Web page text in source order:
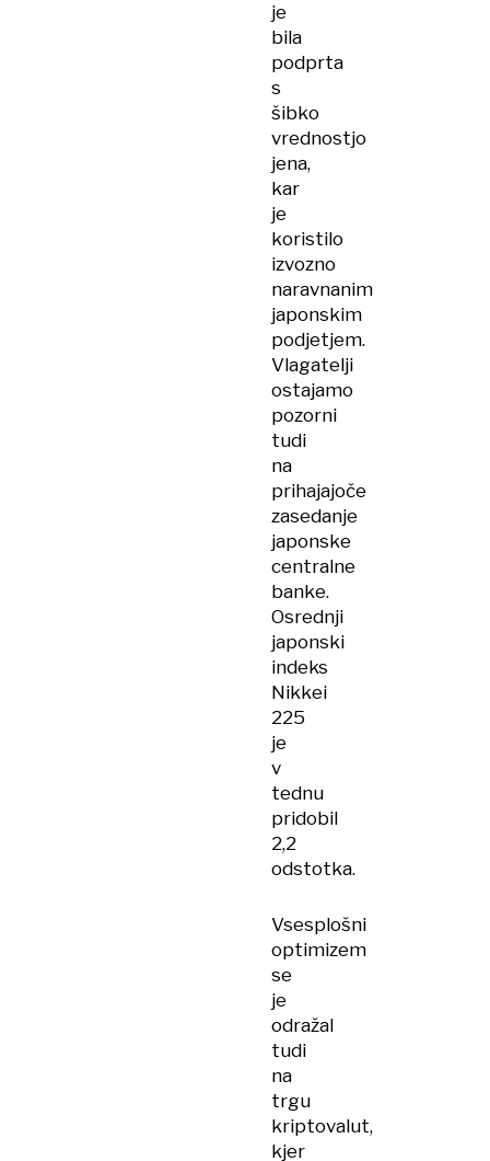
je
bila
podprta
s
šibko
vrednostjo
jena,
kar
je
koristilo
izvozno
naravnanim
japonskim
podjetjem.
Vlagatelji
ostajamo
pozorni
tudi
na
prihajajoče
zasedanje
japonske
centralne
banke.
Osrednji
japonski
indeks
Nikkei
225
je
v
tednu
pridobil
2,2
odstotka.
Vsesplošni
optimizem
se
je
odražal
tudi
na
trgu
kriptovalut,
kjer